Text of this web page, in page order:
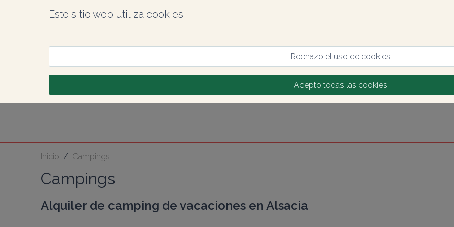
Este sitio web utiliza cookies
Rechazo el uso de cookies
Acepto todas las cookies
Inicio / Campings
Campings
Alquiler de camping de vacaciones en Alsacia